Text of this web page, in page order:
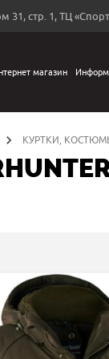
31, стр. 1, ТЦ
магазин
КУРТКИ,